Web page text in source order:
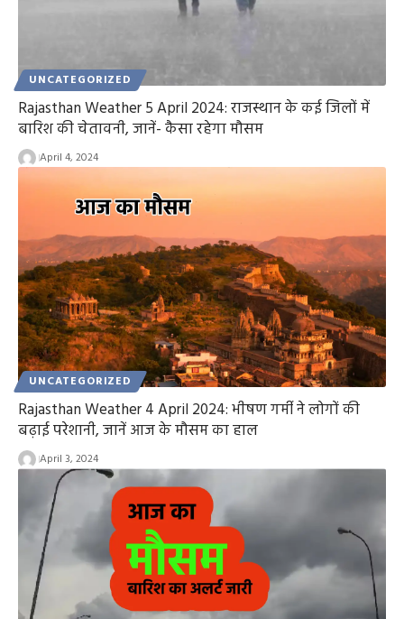
UNCATEGORIZED
Rajasthan Weather 5 April 2024: राजस्थान के कई जिलों में
बारिश की चेतावनी, जानें- कैसा रहेगा मौसम
April 4, 2024
UNCATEGORIZED
Rajasthan Weather 4 April 2024: भीषण गर्मी ने लोगों की
बढ़ाई परेशानी, जानें आज के मौसम का हाल
April 3, 2024